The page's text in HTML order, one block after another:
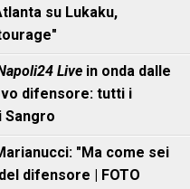
su Lukaku,
Live in onda dalle
difensore: tutti i
Sangro
"Ma come sei
difensore | FOTO